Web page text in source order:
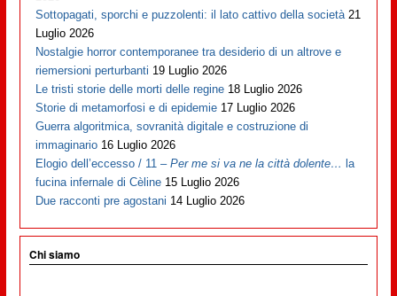
Sottopagati, sporchi e puzzolenti: il lato cattivo della società 21
Luglio 2026
Nostalgie horror contemporanee tra desiderio di un altrove e
riemersioni perturbanti 19 Luglio 2026
Le tristi storie delle morti delle regine 18 Luglio 2026
Storie di metamorfosi e di epidemie 17 Luglio 2026
Guerra algoritmica, sovranità digitale e costruzione di
immaginario 16 Luglio 2026
Elogio dell’eccesso / 11 –Per me si va ne la città dolente… la
fucina infernale di Cèline 15 Luglio 2026
Due racconti pre agostani 14 Luglio 2026
Chi siamo